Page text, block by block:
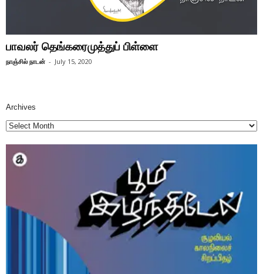
பாவலர் தெங்கரைமுத்துப் பிள்ளை
நாஞ்சில் நாடன் - July 15, 2020
Archives